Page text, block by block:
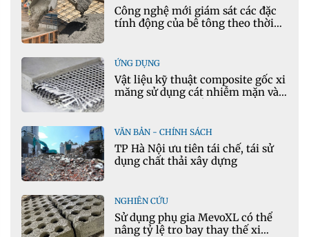
Công nghệ mới giám sát các đặc
tính động của bê tông theo thời
ỨNG DỤNG
Vật liệu kỹ thuật composite gốc xi
măng sử dụng cát nhiễm mặn và
VĂN BẢN - CHÍNH SÁCH
TP Hà Nội ưu tiên tái chế, tái sử
dụng chất thải xây dựng
NGHIÊN CỨU
Sử dụng phụ gia MevoXL có thể
nâng tỷ lệ tro bay thay thế xi